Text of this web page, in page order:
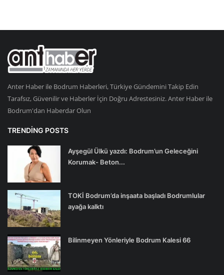
Anter Haber ile Bodrum Haberleri, Türkiye Gündemini Takip Edin
Tarafsız, Güvenilir ve Haberler İçin Doğru Adrestesiniz. Anter Haber ile
Bodrum'dan Haberdar Olun
TRENDING POSTS
Ayşegül Ülkü yazdı: Bodrum’un Geleceğini
Korumak- Beton...
TOKİ Bodrum’da inşaata başladı Bodrumlular
ayağa kalktı
Bilinmeyen Yönleriyle Bodrum Kalesi 66